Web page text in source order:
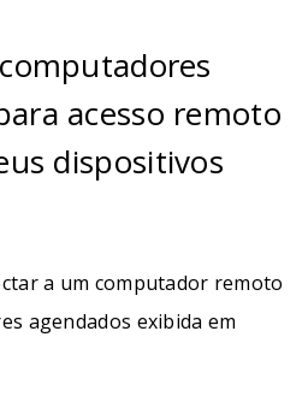
acesso remoto
dispositivos
a um computador remoto
agendados exibida em